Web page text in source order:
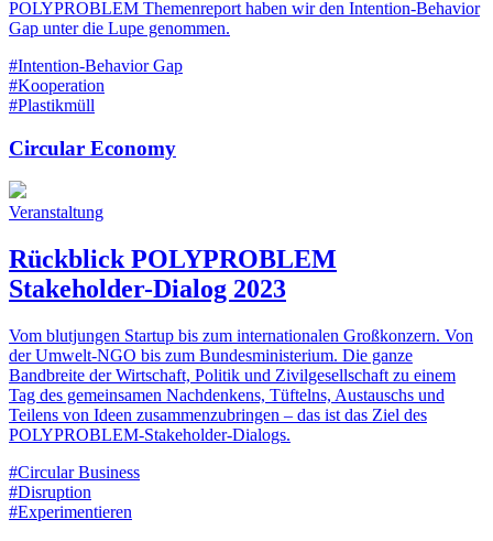
POLYPROBLEM Themenreport haben wir den Intention-Behavior
Gap unter die Lupe genommen.
#Intention-Behavior Gap
#Kooperation
#Plastikmüll
Circular Economy
Veranstaltung
Rückblick POLYPROBLEM
Stakeholder-Dialog 2023
Vom blutjungen Startup bis zum internationalen Großkonzern. Von
der Umwelt-NGO bis zum Bundesministerium. Die ganze
Bandbreite der Wirtschaft, Politik und Zivilgesellschaft zu einem
Tag des gemeinsamen Nachdenkens, Tüftelns, Austauschs und
Teilens von Ideen zusammenzubringen – das ist das Ziel des
POLYPROBLEM-Stakeholder-Dialogs.
#Circular Business
#Disruption
#Experimentieren